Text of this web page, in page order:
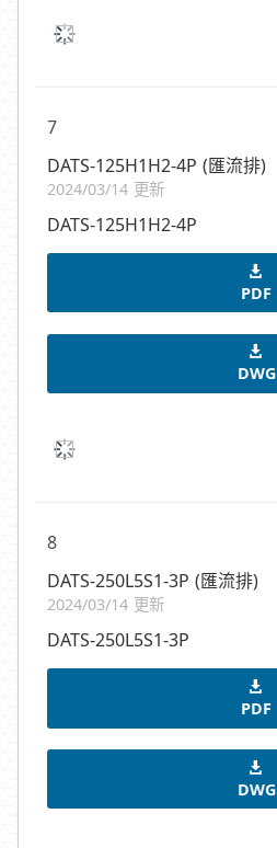
7
DATS-125H1H2-4P (匯流排)
2024/03/14 更新
DATS-125H1H2-4P
PDF
DWG
8
DATS-250L5S1-3P (匯流排)
2024/03/14 更新
DATS-250L5S1-3P
PDF
DWG